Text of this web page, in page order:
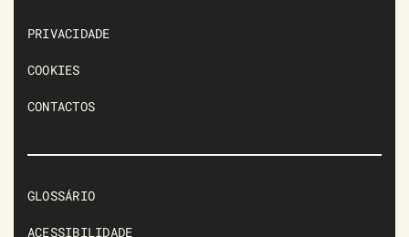
PRIVACIDADE
COOKIES
CONTACTOS
GLOSSÁRIO
ACESSIBILIDADE